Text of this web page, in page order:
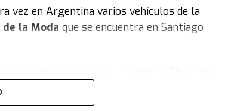
vez en Argentina varios vehículos de la
de la Moda que se encuentra en Santiago
de vestuario y accesorios, busca
el aspecto deportivo... de cómo